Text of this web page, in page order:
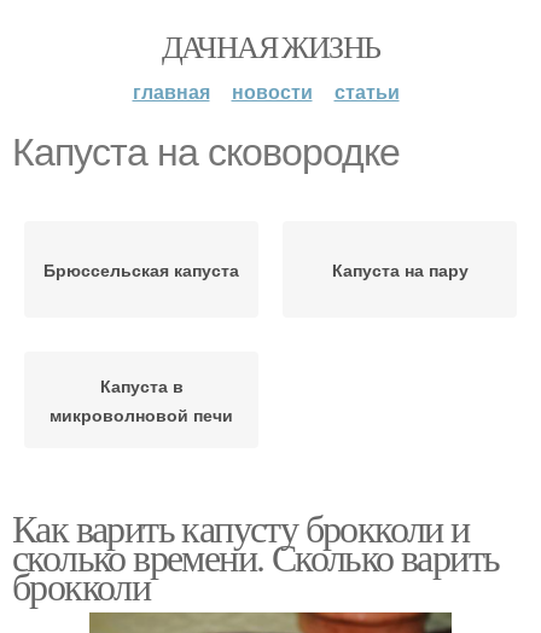
ДАЧНАЯ ЖИЗНЬ
главная новости статьи
Капуста на сковородке
Брюссельская капуста Капуста на пару
Капуста в
микроволновой печи
Как варить капусту брокколи и
сколько времени. Сколько варить
брокколи